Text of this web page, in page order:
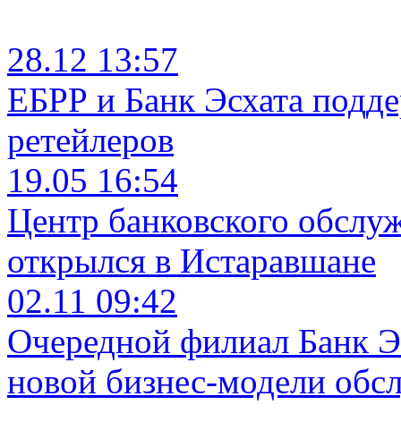
28.12 13:57
ЕБРР и Банк Эсхата
ретейлеров
19.05 16:54
Центр банковского
открылся в Истаравшане
02.11 09:42
Очередной филиал Банк
новой бизнес-модели